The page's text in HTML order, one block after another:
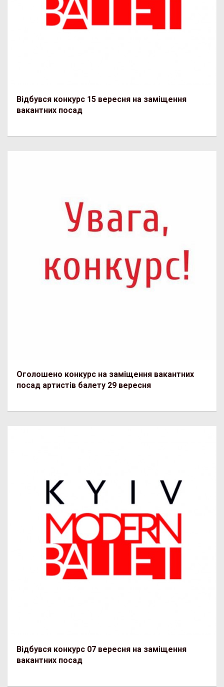
Відбувся конкурс 15 вересня на заміщення
вакантних посад
Оголошено конкурс на заміщення вакантних
посад артистів балету 29 вересня
Відбувся конкурс 07 вересня на заміщення
вакантних посад